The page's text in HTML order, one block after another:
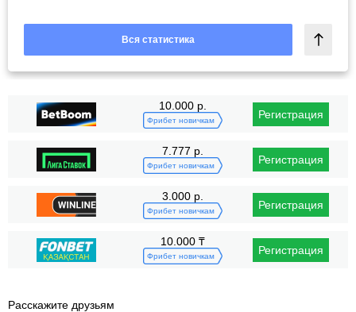
Вся статистика
10.000 р.
Фрибет новичкам Регистрация
7.777 р.
Фрибет новичкам Регистрация
3.000 р.
Фрибет новичкам Регистрация
10.000 ₸
Фрибет новичкам Регистрация
Расскажите друзьям